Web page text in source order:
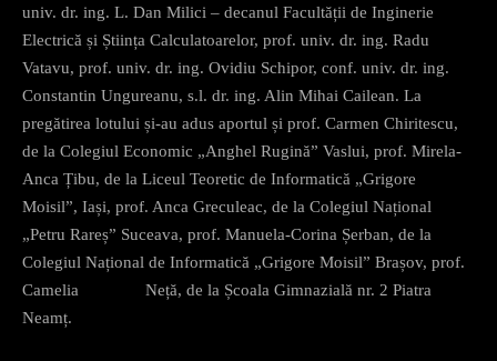
univ. dr. ing. L. Dan Milici – decanul Facultății de Inginerie
Electrică și Știința Calculatoarelor, prof. univ. dr. ing. Radu
Vatavu, prof. univ. dr. ing. Ovidiu Schipor, conf. univ. dr. ing.
Constantin Ungureanu, s.l. dr. ing. Alin Mihai Cailean. La
pregătirea lotului și-au adus aportul și prof. Carmen Chiritescu,
de la Colegiul Economic „Anghel Rugină” Vaslui, prof. Mirela-
Anca Țibu, de la Liceul Teoretic de Informatică „Grigore
Moisil”, Iași, prof. Anca Greculeac, de la Colegiul Național
„Petru Rareș” Suceava, prof. Manuela-Corina Șerban, de la
Colegiul Național de Informatică „Grigore Moisil” Brașov, prof.
Camelia Neță, de la Școala Gimnazială nr. 2 Piatra
Neamț.